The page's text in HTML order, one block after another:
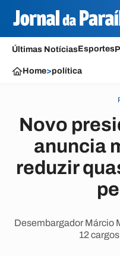
Últimas NotíciasEsportes
Home>política
Novo
anuncia
reduzir
Desembargador Márcio
12